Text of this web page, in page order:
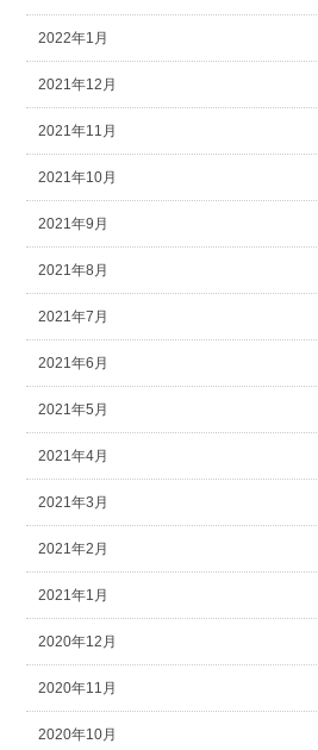
2022年1月
2021年12月
2021年11月
2021年10月
2021年9月
2021年8月
2021年7月
2021年6月
2021年5月
2021年4月
2021年3月
2021年2月
2021年1月
2020年12月
2020年11月
2020年10月